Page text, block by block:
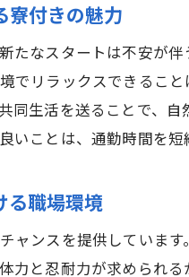
実践を
寮生活
職場と
将来の
仕事と
寮付きの魅力
たなスタートは不安が
でリラックスできるこ
同生活を送ることで、
いことは、通勤時間を
る職場環境
ャンスを提供していま
力と忍耐力が求められ